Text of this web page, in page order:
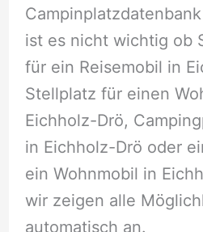
ist es nicht wichtig ob
für ein Reisemobil in
Stellplatz für einen
Eichholz-Drö,
in Eichholz-Drö oder
ein Wohnmobil in
wir zeigen alle
automatisch an.